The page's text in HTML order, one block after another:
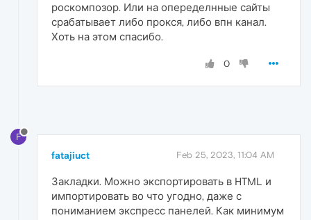
роскомпозор. Или на опеределнные сайты
срабатывает либо прокся, либо впн канал.
Хоть на этом спасибо.
0
F
fatajiuct Feb 25, 2023, 11:04 AM
Закладки. Можно экспортировать в HTML и
импортировать во что угодно, даже с
пониманием экспресс панелей. Как минимум